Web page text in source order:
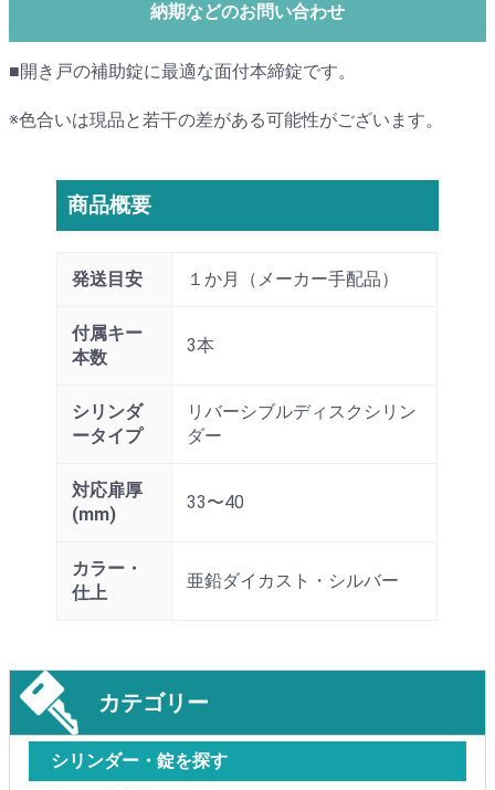
納期などのお問い合わせ
■開き戸の補助錠に最適な面付本締錠です。
※色合いは現品と若干の差がある可能性がございます。
商品概要
発送目安 １か月（メーカー手配品）
付属キー
本数
3本
シリンダ
ータイプ
リバーシブルディスクシリン
ダー
対応扉厚
(mm)
33〜40
カラー・
仕上
亜鉛ダイカスト・シルバー
カテゴリー
シリンダー・錠を探す